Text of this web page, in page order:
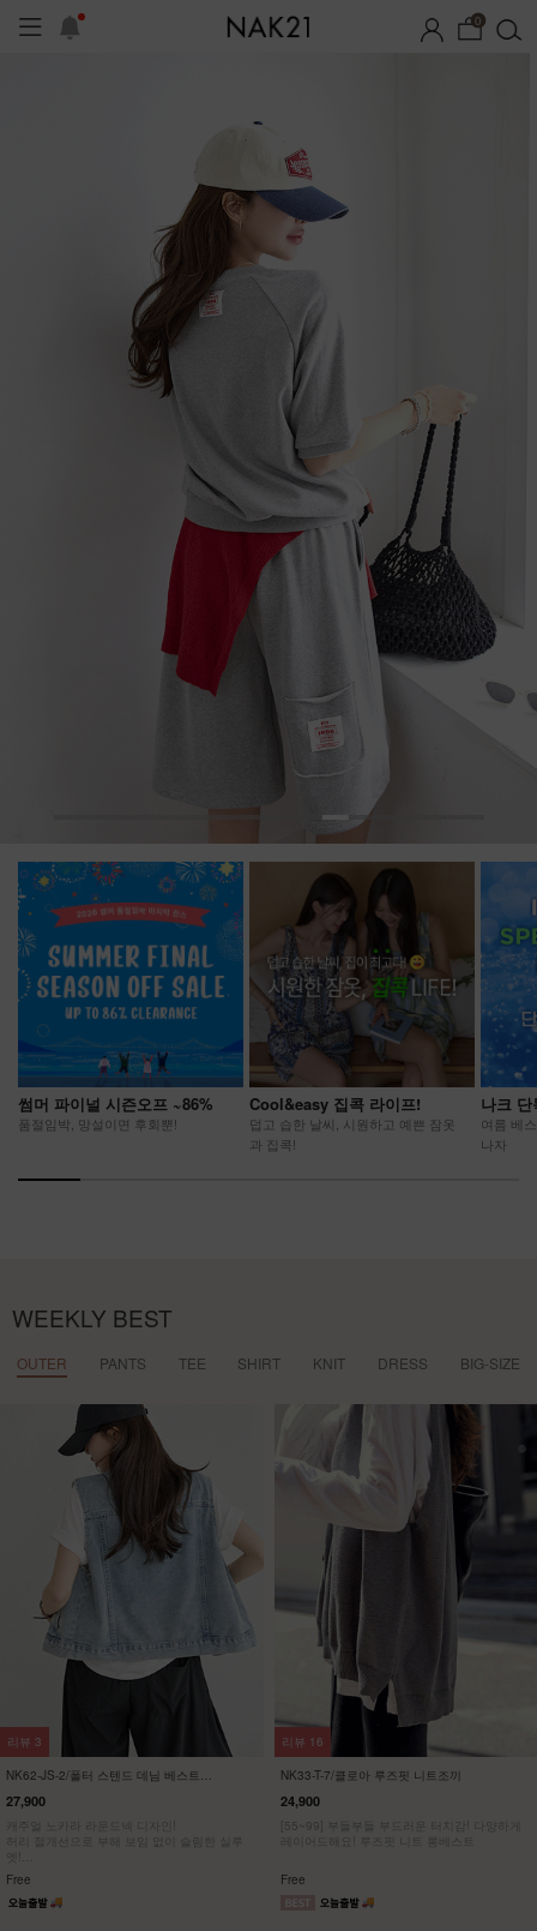
0
1+1 기획세트 자체제작
썸머 파이널 시즌오프 ~86%
품절임박, 망설이면 후회뿐!
Cool&easy 집콕 라이프!
덥고 습한 날씨, 시원하고 예쁜 잠옷
과 집콕!
나크
여름 베
나자
WEEKLY BEST
OUTER PANTS TEE SHIRT KNIT DRESS BIG-SIZE
NK62-PS-15/닐루 데미지 배럴 팬츠
29,900
[S-XL] 빈티지한 무드와 트렌디한 실루엣을 동
시에 담은 와이드 데님 팬츠
S,M,L,XL
리뷰 35
DM62-P-14/비에고 리오셀 절개 팬츠
38,90032,900
[ So Cooool~🧊 올타임 베스트 비에고 #여름
이드 절개 쿨링 데님팬츠
S,M,L,XL,2XL / 숏,기본,롱
리뷰 330